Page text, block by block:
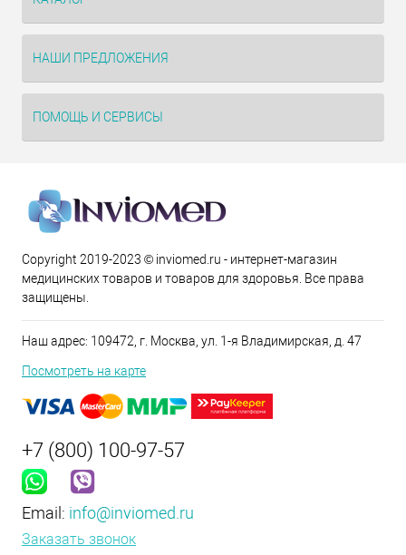
НАШИ ПРЕДЛОЖЕНИЯ
ПОМОЩЬ И СЕРВИСЫ
Copyright 2019-2023 © inviomed.ru - интернет-магазин
медицинских товаров и товаров для здоровья. Все права
защищены.
Наш адрес: 109472, г. Москва, ул. 1-я Владимирская, д. 47
Посмотреть на карте
+7 (800) 100-97-57
Email: info@inviomed.ru
Заказать звонок